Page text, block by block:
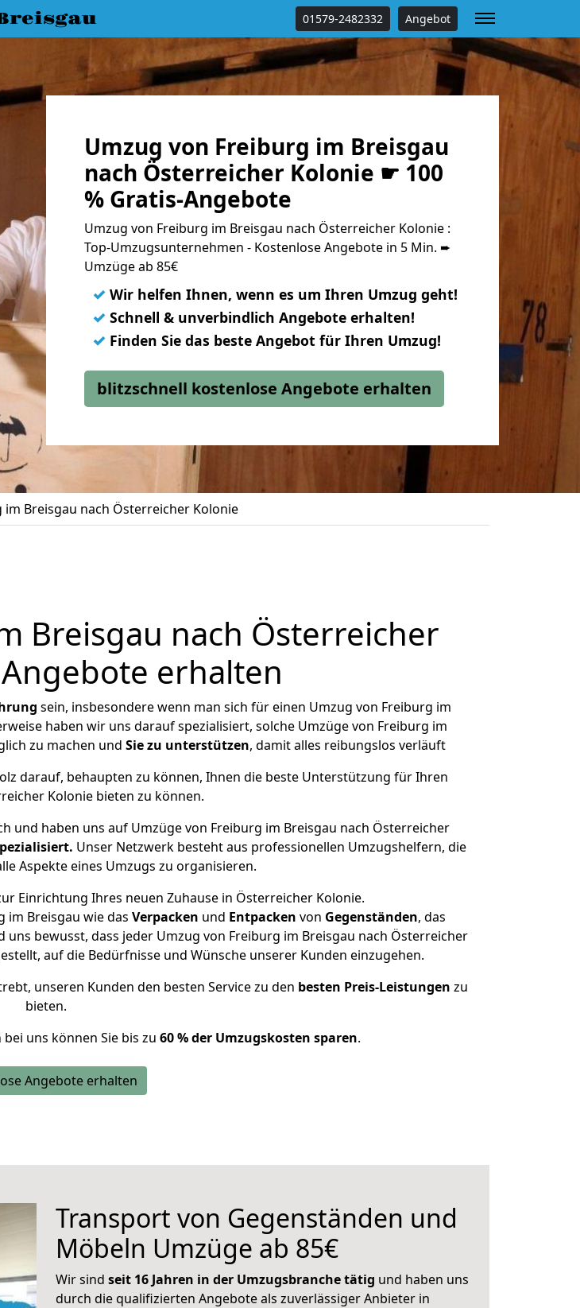
01579-2482332 Angebot
Umzug von Freiburg im Breisgau
nach Österreicher Kolonie ☛ 100
% Gratis-Angebote
Umzug von Freiburg im Breisgau nach Österreicher Kolonie :
Top-Umzugsunternehmen - Kostenlose Angebote in 5 Min. ➨
Umzüge ab 85€
✓ Wir helfen Ihnen, wenn es um Ihren Umzug geht!
✓ Schnell & unverbindlich Angebote erhalten!
✓ Finden Sie das beste Angebot für Ihren Umzug!
blitzschnell kostenlose Angebote erhalten
im Breisgau nach Österreicher Kolonie
Breisgau nach Österreicher
erhalten
sein, insbesondere wenn man sich für einen Umzug von Freiburg im
haben wir uns darauf spezialisiert, solche Umzüge von Freiburg im
zu machen und Sie zu unterstützen, damit alles reibungslos verläuft
darauf, behaupten zu können, Ihnen die beste Unterstützung für Ihren
Kolonie bieten zu können.
und haben uns auf Umzüge von Freiburg im Breisgau nach Österreicher
Unser Netzwerk besteht aus professionellen Umzugshelfern, die
Aspekte eines Umzugs zu organisieren.
Einrichtung Ihres neuen Zuhause in Österreicher Kolonie.
im Breisgau wie das Verpacken und Entpacken von Gegenständen, das
bewusst, dass jeder Umzug von Freiburg im Breisgau nach Österreicher
auf die Bedürfnisse und Wünsche unserer Kunden einzugehen.
unseren Kunden den besten Service zu den besten Preis-Leistungen zu
bieten.
uns können Sie bis zu 60 % der Umzugskosten sparen.
Angebote erhalten
Transport von Gegenständen und
Möbeln Umzüge ab 85€
Wir sind seit 16 Jahren in der Umzugsbranche tätig und haben uns
durch die qualifizierten Angebote als zuverlässiger Anbieter in